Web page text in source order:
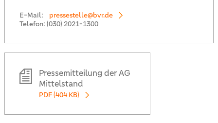
E-Mail:
pressestelle@bvr.de
Telefon: (030) 2021-1300
Pressemitteilung der AG
Mittelstand
PDF (404 KB)